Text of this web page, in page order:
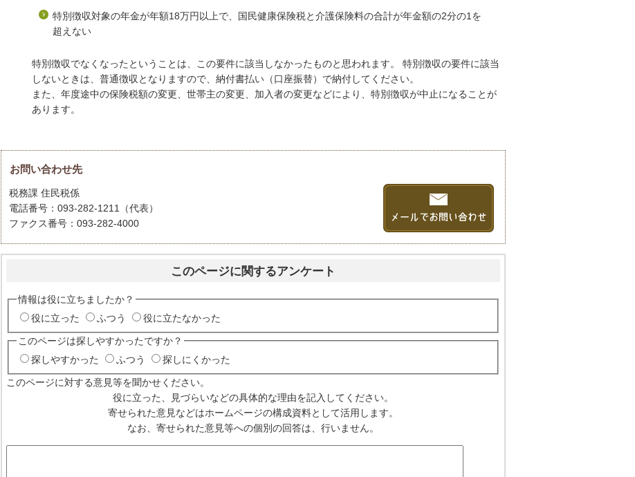
特別徴収対象の年金が年額18万円以上で、国民健康保険税と介護保険料の合計が年金額の2分の1を
超えない
特別徴収でなくなったということは、この要件に該当しなかったものと思われます。 特別徴収の要件に該当
しないときは、普通徴収となりますので、納付書払い（口座振替）で納付してください。
また、年度途中の保険税額の変更、世帯主の変更、加入者の変更などにより、特別徴収が中止になることが
あります。
お問い合わせ先
税務課 住民税係
電話番号：093-282-1211（代表）
ファクス番号：093-282-4000
このページに関するアンケート
情報は役に立ちましたか？
役に立った
ふつう 役に立たなかった
このページは探しやすかったですか？
探しやすかった
ふつう 探しにくかった
このページに対する意見等を聞かせください。
役に立った、見づらいなどの具体的な理由を記入してください。
寄せられた意見などはホームページの構成資料として活用します。
なお、寄せられた意見等への個別の回答は、行いません。